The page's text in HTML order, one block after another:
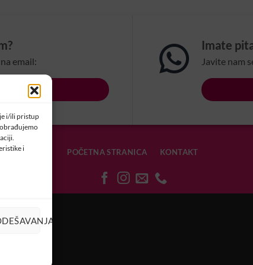
i/ili pristup
i
email:
Imate
Javite nam
POČETNA STRANICA KONTAKT